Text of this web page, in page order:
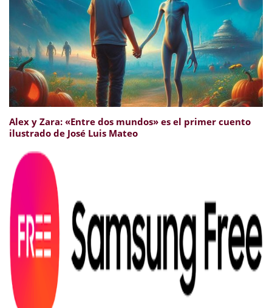
Alex y Zara: «Entre dos mundos» es el primer cuento
ilustrado de José Luis Mateo